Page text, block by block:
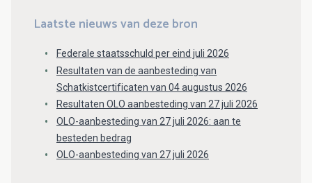
Laatste nieuws van deze bron
Federale staatsschuld per eind juli 2026
Resultaten van de aanbesteding van
Schatkistcertificaten van 04 augustus 2026
Resultaten OLO aanbesteding van 27 juli 2026
OLO-aanbesteding van 27 juli 2026: aan te
besteden bedrag
OLO-aanbesteding van 27 juli 2026